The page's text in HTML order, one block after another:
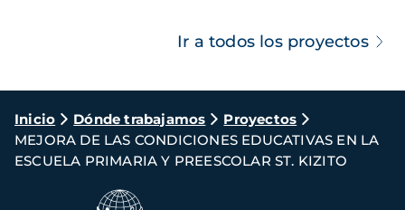
Ir a todos los proyectos
Ruta
de
navegación
Inicio Dónde trabajamos
Proyectos
MEJORA DE LAS CONDICIONES EDUCATIVAS EN LA
ESCUELA PRIMARIA Y PREESCOLAR ST. KIZITO